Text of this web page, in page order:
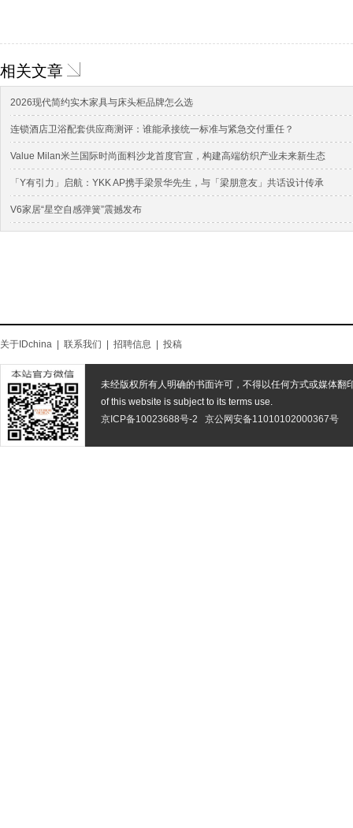
相关文章
2026现代简约实木家具与床头柜品牌怎么选
连锁酒店卫浴配套供应商测评：谁能承接统一标准与紧急交付重任？
Value Milan米兰国际时尚面料沙龙首度官宣，构建高端纺织产业未来新生态
「Y有引力」启航：YKK AP携手梁景华先生，与「梁朋意友」共话设计传承
V6家居“星空自感弹簧”震撼发布
关于IDchina 联系我们 招聘信息 投稿
未经版权所有人明确的书面许可，不得以任何方式或媒体翻
of this website is subject to its terms use.
京ICP备10023688号-2
京公网安备11010102000367号